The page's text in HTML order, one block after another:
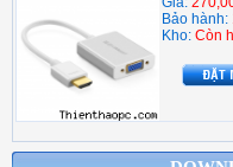
Bảo hành:
Kho: Còn